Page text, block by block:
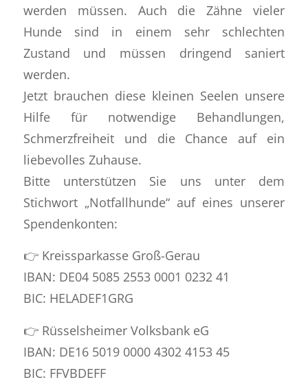
werden müssen. Auch die Zähne vieler
Hunde sind in einem sehr schlechten
Zustand und müssen dringend saniert
werden.
Jetzt brauchen diese kleinen Seelen unsere
Hilfe für notwendige Behandlungen,
Schmerzfreiheit und die Chance auf ein
liebevolles Zuhause.
Bitte unterstützen Sie uns unter dem
Stichwort „Notfallhunde“ auf eines unserer
Spendenkonten:
👉 Kreissparkasse Groß-Gerau
IBAN: DE04 5085 2553 0001 0232 41
BIC: HELADEF1GRG
👉 Rüsselsheimer Volksbank eG
IBAN: DE16 5019 0000 4302 4153 45
BIC: FFVBDEFF